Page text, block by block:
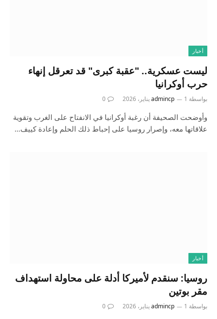
أخبار
ليست عسكرية.. "عقبة كبرى" قد تعرقل إنهاء
حرب أوكرانيا
بواسطة admincp 1 يناير، 2026 0
وأوضحت الصحيفة أن رغبة أوكرانيا في الانفتاح على الغرب وتقوية
علاقاتها معه، وإصرار روسيا على إحباط ذلك الحلم وإعادة كييف…
أخبار
روسيا: سنقدم لأميركا أدلة على محاولة استهداف
مقر بوتين
بواسطة admincp 1 يناير، 2026 0